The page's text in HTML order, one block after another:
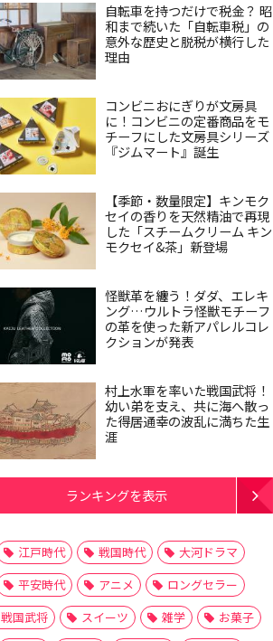
自転車を持つだけで税金？ 昭
和まで続いた「自転車税」の
意外な歴史と脱税が横行した
理由
コンビニおにぎりが文房具
に！コンビニの定番商品をモ
チーフにした文房具シリーズ
『ジムマート』誕生
【季節・数量限定】キンモク
セイの香りを天然精油で再現
した「スチームクリーム キン
モクセイ&茶」新登場
怪獣革を纏う！ダダ、エレキ
ング…ウルトラ怪獣モチーフ
の革を使った新アパレルコレ
クションが発表
村上水軍を率いた戦国武将！
幼い弟を支え、共に海へ散っ
た得居通幸の波乱に満ちた生
涯
ランキングを表示
江戸時代 戦国時代
大河ドラマ
平安時代
アニメ
ロングセラー
戦国武将
スイーツ 雑学
お菓子